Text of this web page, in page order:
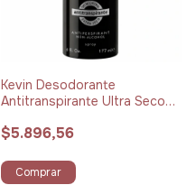
Kevin Desodorante
Antitranspirante Ultra Seco
$5.896,56
Comprar